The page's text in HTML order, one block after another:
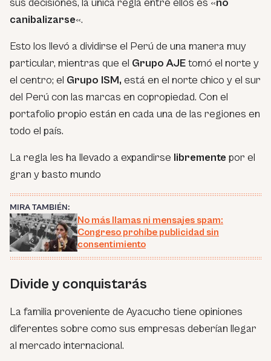
canibalizarse«.
Esto los llevó a dividirse el Perú de una manera muy
particular, mientras que el Grupo AJEtomó el norte y
el centro; el Grupo ISM, está en el norte chico y el sur
del Perú con las marcas en copropiedad. Con el
portafolio propio están en cada una de las regiones en
todo el país.
La regla les ha llevado a expandirse libremente por el
gran y basto mundo
MIRA TAMBIÉN:
No más llamas ni mensajes spam:
Congreso prohíbe publicidad sin
consentimiento
Divide y conquistarás
La familia proveniente de Ayacucho tiene opiniones
diferentes sobre como sus empresas deberían llegar
al mercado internacional.